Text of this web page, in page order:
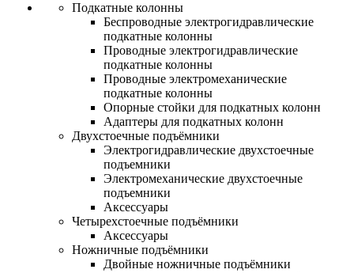
Подкатные колонны
Беспроводные электрогидравлические
подкатные колонны
Проводные электрогидравлические
подкатные колонны
Проводные электромеханические
подкатные колонны
Опорные стойки для подкатных колонн
Адаптеры для подкатных колонн
Двухстоечные подъёмники
Электрогидравлические двухстоечные
подъемники
Электромеханические двухстоечные
подъемники
Аксессуары
Четырехстоечные подъёмники
Аксессуары
Ножничные подъёмники
Двойные ножничные подъёмники